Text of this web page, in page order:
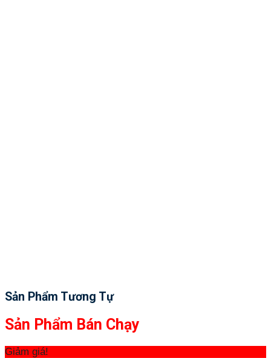
Sản Phẩm Tương Tự
Sản Phẩm Bán Chạy
Giảm giá!